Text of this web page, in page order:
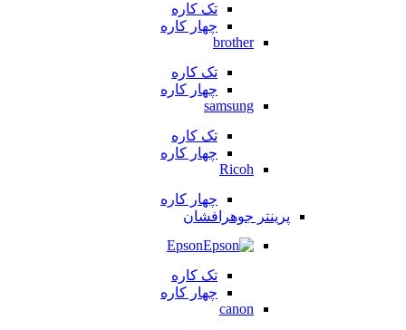
تک کاره
چهار کاره
brother
تک کاره
چهار کاره
samsung
تک کاره
چهار کاره
Ricoh
چهار کاره
پرینتر جوهرافشان
Epson
تک کاره
چهار کاره
canon